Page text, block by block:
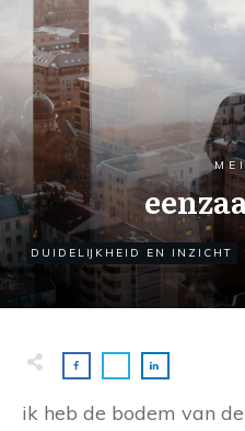
DUIDELIJKHEID EN INZICHT
ik heb de bodem van